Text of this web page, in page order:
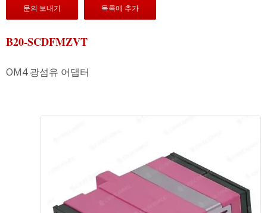
문의 보내기 목록에 추가
B20-SCDFMZVT
OM4 광섬유 어댑터